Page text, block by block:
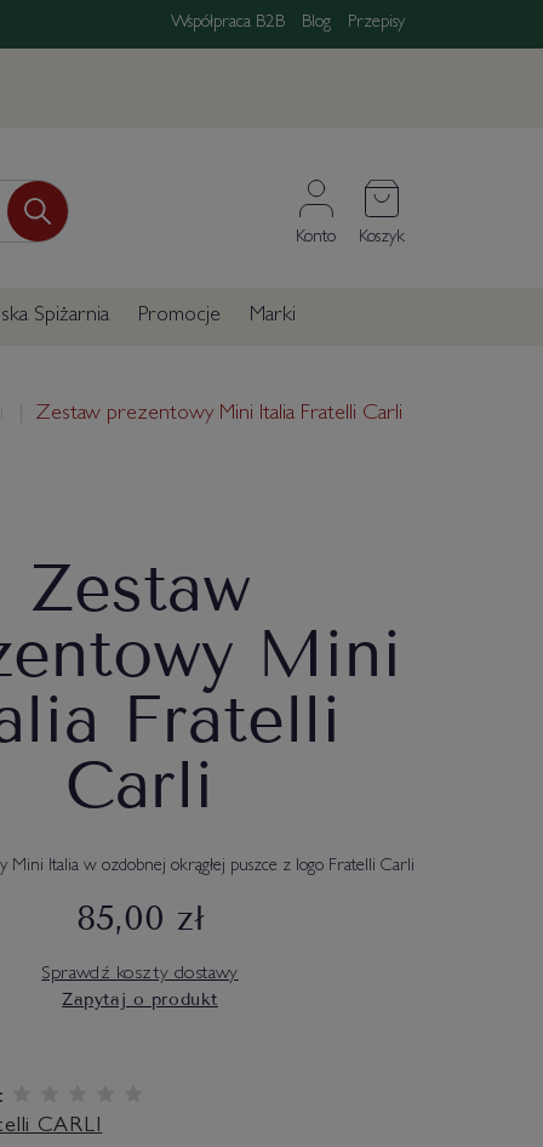
Współpraca B2B Blog Przepisy
Konto Koszyk
Spiżarnia Promocje Marki
Zestaw prezentowy Mini Italia Fratelli Carli
Zestaw
Mini
Fratelli
Carli
Mini Italia w ozdobnej okrągłej puszce z logo Fratelli Carli
85,00 zł
Sprawdź koszty dostawy
Zapytaj o produkt
CARLI